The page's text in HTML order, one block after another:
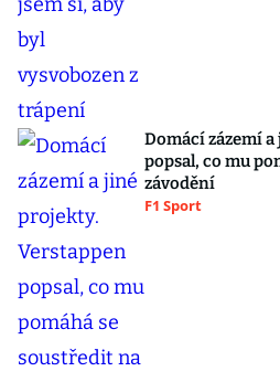
Domácí zázemí
popsal, co mu
závodění
F1 Sport